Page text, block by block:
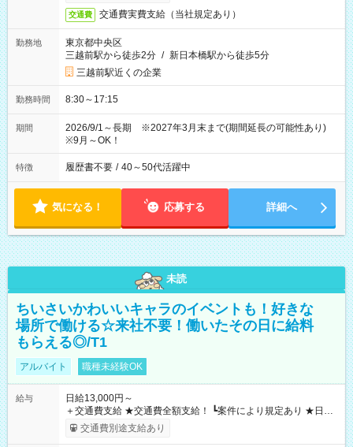
交通費 交通費実費支給（当社規定あり）
勤務地
東京都中央区
三越前駅から徒歩2分 / 新日本橋駅から徒歩5分
三越前駅近くの企業
勤務時間 8:30～17:15
期間
2026/9/1～長期 ※2027年3月末まで(期間延長の可能性あり)
※9月～OK！
特徴 履歴書不要 / 40～50代活躍中
気になる！ 応募する 詳細へ
未読
ちいさいかわいいキャラのイベントも！好きな
場所で働ける☆来社不要！働いたその日に給料
もらえる◎/T1
アルバイト 職種未経験OK
給与
日給13,000円～
＋交通費支給 ★交通費全額支給！ ┗案件により規定あり ★日払
いOK！（規定あり） ┗働いたその日に現金GET♪ お仕事後はコ
ンビニATMから 日払い分を引き落とせます！ 【試用期間】試
交通費別途支給あり